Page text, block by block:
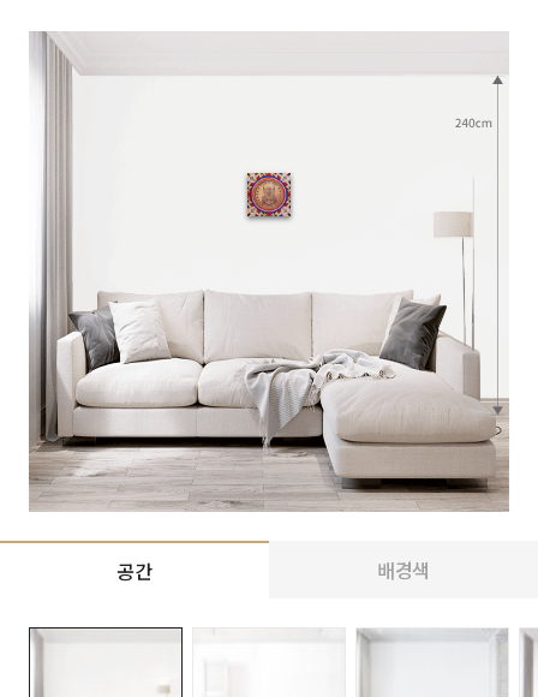
공간 배경색